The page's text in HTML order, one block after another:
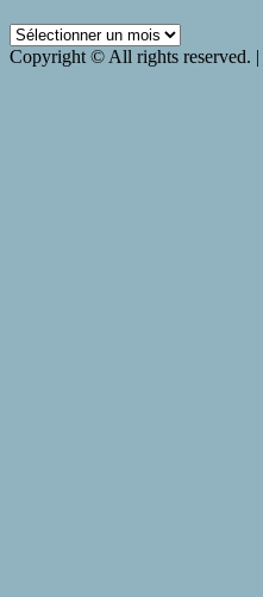
Archives
Copyright © All rights reserved. |